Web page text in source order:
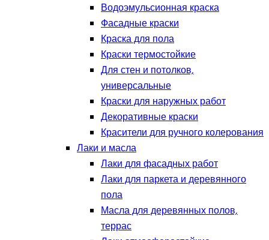
Водоэмульсионная краска
Фасадные краски
Краска для пола
Краски термостойкие
Для стен и потолков,
универсальные
Краски для наружных работ
Декоративные краски
Красители для ручного колерования
Лаки и масла
Лаки для фасадных работ
Лаки для паркета и деревянного
пола
Масла для деревянных полов,
террас